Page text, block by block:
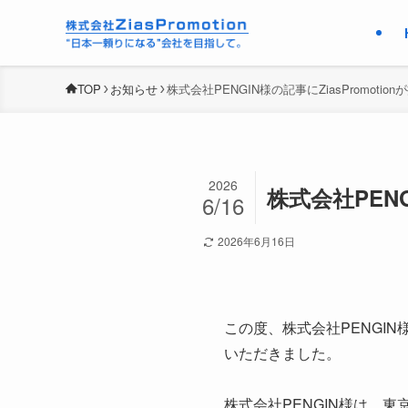
TOP お知らせ 株式会社PENGIN様の記事にZiasPromotion
株式会社
2026
6/16
2026年6月16日
この度、株式会社PENGIN
いただきました。